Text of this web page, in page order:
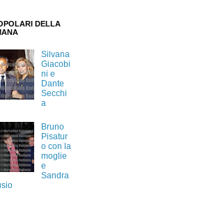
DELLA
Silvana
Giacobi
ni e
Dante
Secchi
a
Bruno
Pisatur
o con la
moglie
e
Sandra